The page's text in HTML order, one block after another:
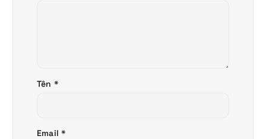
Tên *
Email *